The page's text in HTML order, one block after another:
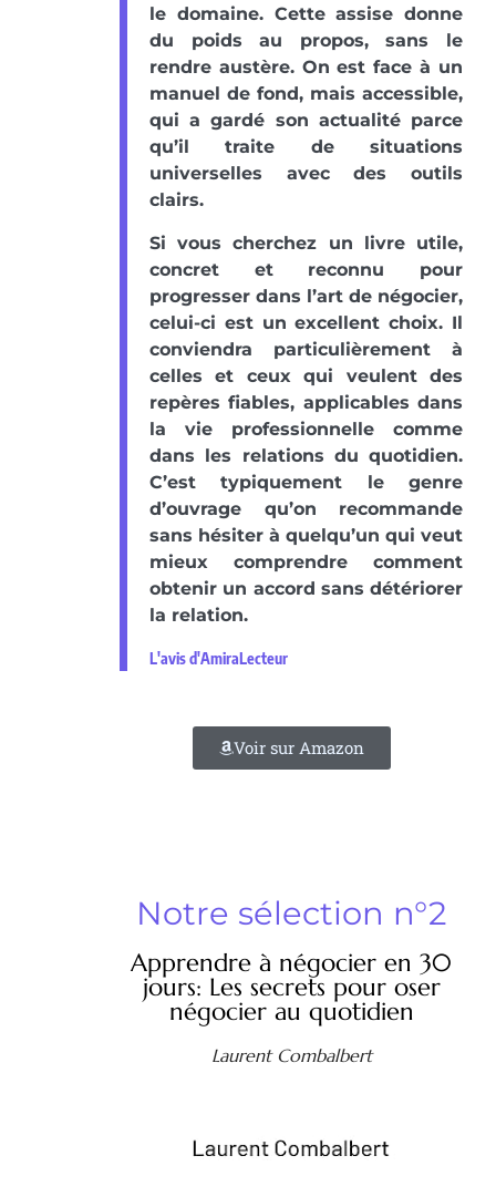
le domaine. Cette assise donne
du poids au propos, sans le
rendre austère. On est face à un
manuel de fond, mais accessible,
qui a gardé son actualité parce
qu’il traite de situations
universelles avec des outils
clairs.
Si vous cherchez un livre utile,
concret et reconnu pour
progresser dans l’art de négocier,
celui-ci est un excellent choix. Il
conviendra particulièrement à
celles et ceux qui veulent des
repères fiables, applicables dans
la vie professionnelle comme
dans les relations du quotidien.
C’est typiquement le genre
d’ouvrage qu’on recommande
sans hésiter à quelqu’un qui veut
mieux comprendre comment
obtenir un accord sans détériorer
la relation.
L'avis d'AmiraLecteur
Voir sur Amazon
Notre sélection n°2
Apprendre à négocier en 30
jours: Les secrets pour oser
négocier au quotidien
Laurent Combalbert